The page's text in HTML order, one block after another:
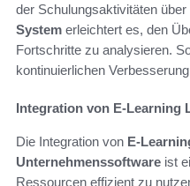
der Schulungsaktivitäten
System erleichtert es, den
Fortschritte zu analysieren.
kontinuierlichen
Integration von E-Learning
Die Integration von E-
Unternehmenssoftware ist
Ressourcen effizient zu